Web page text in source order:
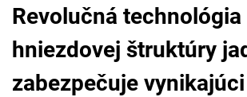
Revolučná technológia
hniezdovej štruktúry
zabezpečuje